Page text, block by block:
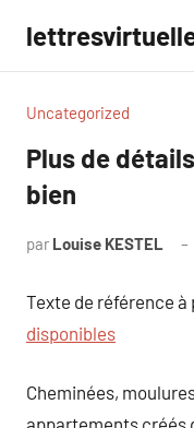
contenu
Uncategorized
Plus de
bien
par Louise KESTEL
Texte de référence à
disponibles
Cheminées,
appartements créés